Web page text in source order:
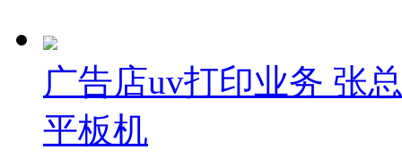
广告店uv打印业务 张
平板机